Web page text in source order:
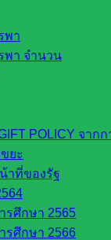
พา
พา จำนวน
POLICY จา
ยะ
าที่ของรัฐ
รศึกษา 2565
รศึกษา 2566